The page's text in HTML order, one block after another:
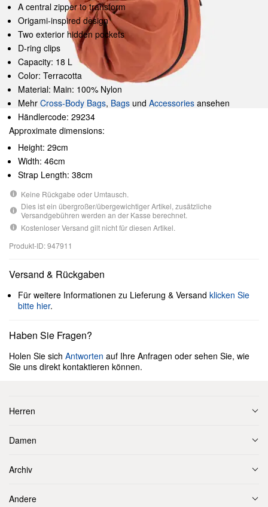
A central zipper to transform
Origami-inspired design
Two exterior hidden pockets
D-ring clips
Capacity: 18 L
Color: Terracotta
Material: Main: 100% Nylon
Mehr Cross-Body Bags, Bags und Accessories ansehen
Händlercode: 29234
Approximate dimensions:
Height: 29cm
Width: 46cm
Strap Length: 38cm
Keine Rückgabe oder Umtausch.
Dies ist ein übergroßer/übergewichtiger Artikel, zusätzliche
Versandgebühren werden an der Kasse berechnet.
Kostenloser Versand gilt nicht für diesen Artikel.
Produkt-ID: 947911
Versand & Rückgaben
Für weitere Informationen zu Lieferung & Versand klicken Sie
bitte hier.
Haben Sie Fragen?
Holen Sie sich Antworten auf Ihre Anfragen oder sehen Sie, wie
Sie uns direkt kontaktieren können.
Herren
Damen
Archiv
Andere